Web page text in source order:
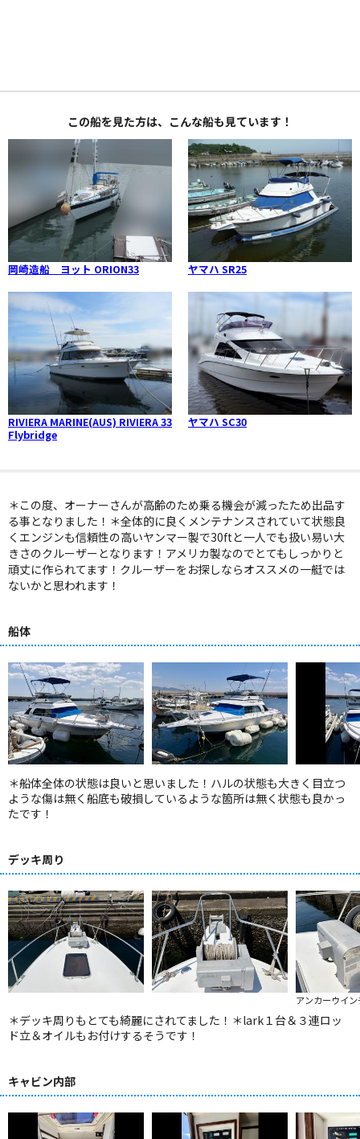
この船を見た方は、こんな船も見ています！
岡崎造船 ヨット ORION33 ヤマハ SR25
RIVIERA MARINE(AUS) RIVIERA 33
Flybridge
ヤマハ SC30
＊この度、オーナーさんが高齢のため乗る機会が減ったため出品す
る事となりました！＊全体的に良くメンテナンスされていて状態良
くエンジンも信頼性の高いヤンマー製で30ftと一人でも扱い易い大
きさのクルーザーとなります！アメリカ製なのでとてもしっかりと
頑丈に作られてます！クルーザーをお探しならオススメの一艇では
ないかと思われます！
船体
＊船体全体の状態は良いと思いました！ハルの状態も大きく目立つ
ような傷は無く船底も破損しているような箇所は無く状態も良かっ
たです！
デッキ周り
アンカーウイン
＊デッキ周りもとても綺麗にされてました！＊lark１台＆３連ロッ
ド立＆オイルもお付けするそうです！
キャビン内部